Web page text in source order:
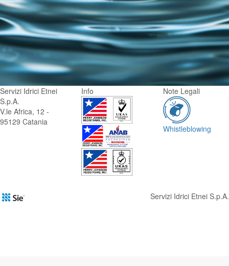
Servizi Idrici Etnei
S.p.A.
V.le Africa, 12 -
95129 Catania
Info Note Legali
Whistleblowing
Servizi Idrici Etnei S.p.A.